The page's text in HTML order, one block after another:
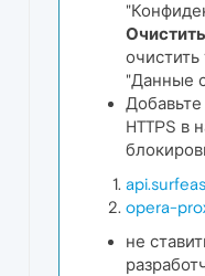
очистить
"Данные
HTTPS в
opera-
не